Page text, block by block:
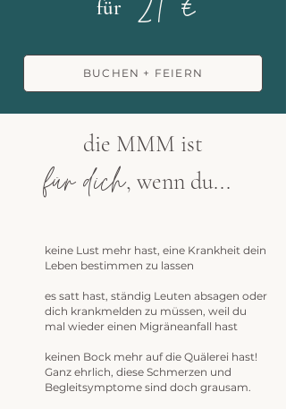
für
BUCHEN + FEIERN
die MMM ist
für dich, wenn du...
keine Lust mehr hast, eine Krankheit dein
Leben bestimmen zu lassen
es satt hast, ständig Leuten absagen oder
dich krankmelden zu müssen, weil du
mal wieder einen Migräneanfall hast
keinen Bock mehr auf die Quälerei hast!
Ganz ehrlich, diese Schmerzen und
Begleitsymptome sind doch grausam.